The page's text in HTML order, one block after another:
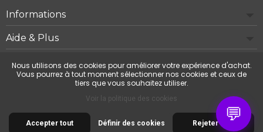
Informations
Aide & Plus
Notre société
Contactez-nous
💬
© 2026 Cimaise Tableau. Tous droits réservés.
Nous utilisons des cookies pour améliorer votre expérience d'achat.
Vous pourrez à tout moment sélectionner nos cookies et ceux de
tiers que vous souhaitez utiliser.
Voir la politique des cookies
Accepter tout Rejeter tout
Définir des cookies